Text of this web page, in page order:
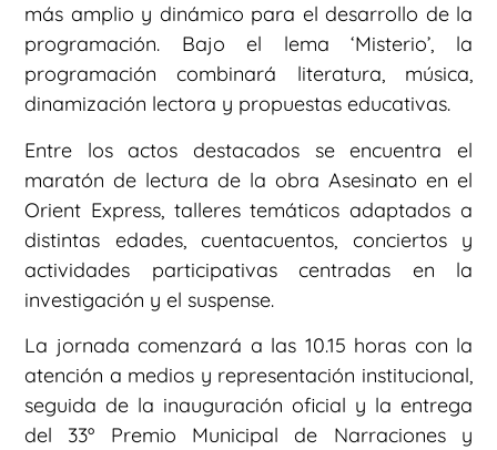
más amplio y dinámico para el desarrollo de la
programación. Bajo el lema ‘Misterio’, la
programación combinará literatura, música,
dinamización lectora y propuestas educativas.
Entre los actos destacados se encuentra el
maratón de lectura de la obra Asesinato en el
Orient Express, talleres temáticos adaptados a
distintas edades, cuentacuentos, conciertos y
actividades participativas centradas en la
investigación y el suspense.
La jornada comenzará a las 10.15 horas con la
atención a medios y representación institucional,
seguida de la inauguración oficial y la entrega
del 33º Premio Municipal de Narraciones y